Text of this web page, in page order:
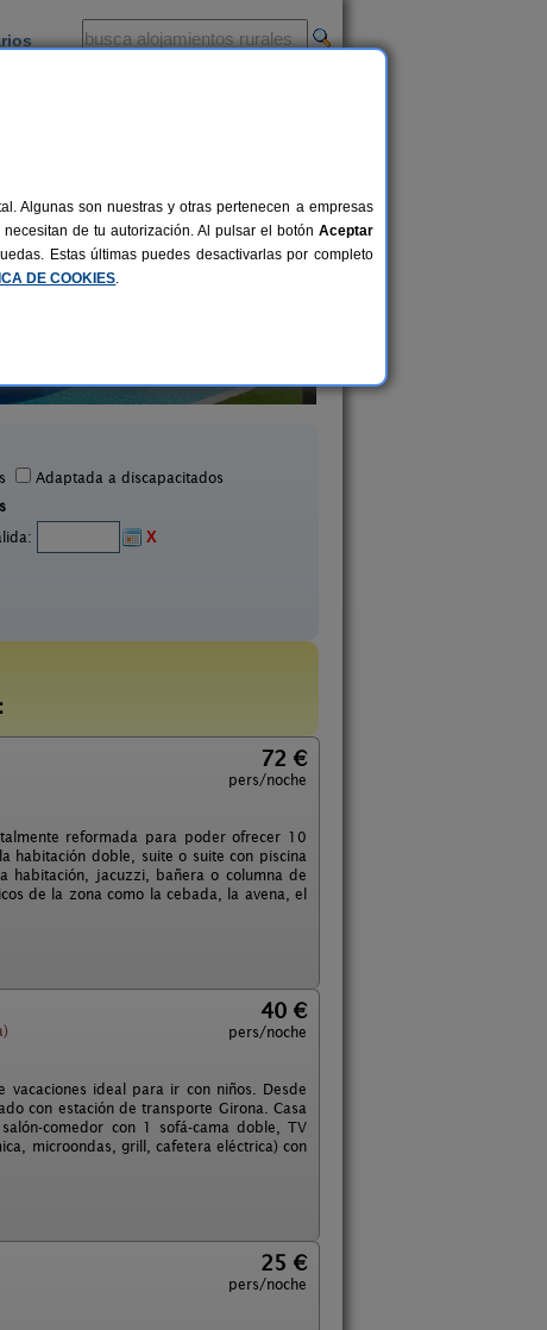
Romanyà de La Selva
Adaptada a discapacitados
X
72 €
pers/noche
reformada para poder ofrecer 10
habitación doble, suite o suite con piscina
habitación, jacuzzi, bañera o columna de
de la zona como la cebada, la avena, el
40 €
pers/noche
vacaciones ideal para ir con niños. Desde
con estación de transporte Girona. Casa
comedor con 1 sofá-cama doble, TV
microondas, grill, cafetera eléctrica) con
25 €
pers/noche
Algunas son nuestras y otras pertenecen a empresas
de tu autorización. Al pulsar el botón Aceptar
Estas últimas puedes desactivarlas por completo
DE COOKIES.